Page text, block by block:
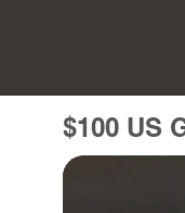
$100 US